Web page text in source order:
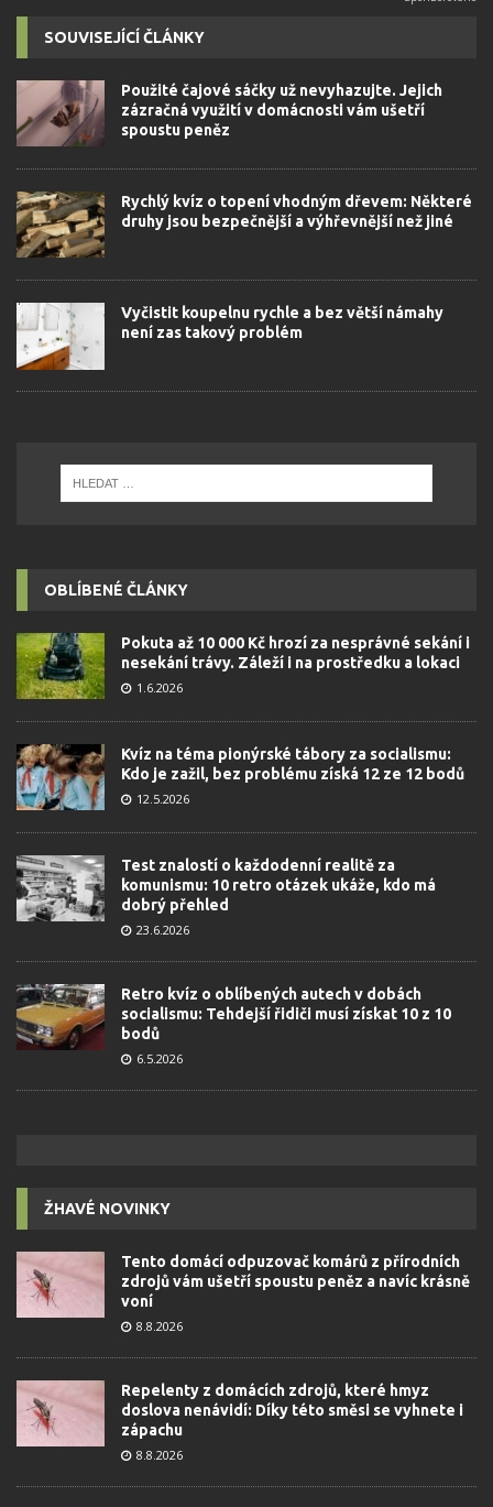
SOUVISEJÍCÍ ČLÁNKY
Použité čajové sáčky už nevyhazujte. Jejich
zázračná využití v domácnosti vám ušetří
spoustu peněz
Rychlý kvíz o topení vhodným dřevem: Některé
druhy jsou bezpečnější a výhřevnější než jiné
Vyčistit koupelnu rychle a bez větší námahy
není zas takový problém
OBLÍBENÉ ČLÁNKY
Pokuta až 10 000 Kč hrozí za nesprávné sekání i
nesekání trávy. Záleží i na prostředku a lokaci
1.6.2026
Kvíz na téma pionýrské tábory za socialismu:
Kdo je zažil, bez problému získá 12 ze 12 bodů
12.5.2026
Test znalostí o každodenní realitě za
komunismu: 10 retro otázek ukáže, kdo má
dobrý přehled
23.6.2026
Retro kvíz o oblíbených autech v dobách
socialismu: Tehdejší řidiči musí získat 10 z 10
bodů
6.5.2026
ŽHAVÉ NOVINKY
Tento domácí odpuzovač komárů z přírodních
zdrojů vám ušetří spoustu peněz a navíc krásně
voní
8.8.2026
Repelenty z domácích zdrojů, které hmyz
doslova nenávidí: Díky této směsi se vyhnete i
zápachu
8.8.2026